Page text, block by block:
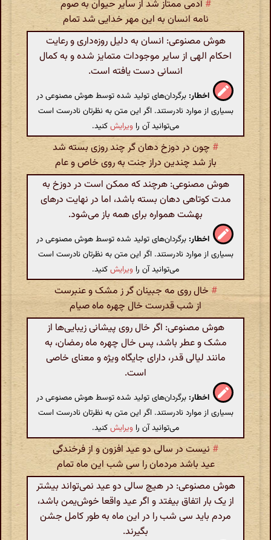
# آدمی ممتاز شد از سایر حیوان به صوم
نامه انسان به این مهر خدایی شد تمام
هوش مصنوعی: انسان به دلیل روزه‌داری و رعایت
احکام الهی از سایر موجودات متمایز شده و به کمال
انسانی دست یافته است.
اخطار: برگردان‌های تولید شده توسط هوش مصنوعی در
بسیاری از موارد نادرستند. اگر این متن به نظرتان نادرست است
می‌توانید آن را ویرایشکنید.
# چون در دوزخ دهان گر چند روزی بسته شد
باز شد چندین دراز جنت به روی خاص و عام
هوش مصنوعی: هرچند که ممکن است در دوزخ به
مدت کوتاهی دهان بسته باشد، اما در نهایت درهای
بهشت همواره برای همه باز می‌شود.
اخطار: برگردان‌های تولید شده توسط هوش مصنوعی در
بسیاری از موارد نادرستند. اگر این متن به نظرتان نادرست است
می‌توانید آن را ویرایشکنید.
# خال روی مه جبینان گر ز مشک و عنبرست
از شب قدرست خال چهره ماه صیام
هوش مصنوعی: اگر خال روی پیشانی زیبایی‌ها از
مشک و عطر باشد، پس خال چهره ماه رمضان، به
مانند لیالی قدر، دارای جایگاه ویژه و معنای خاصی
است.
اخطار: برگردان‌های تولید شده توسط هوش مصنوعی در
بسیاری از موارد نادرستند. اگر این متن به نظرتان نادرست است
می‌توانید آن را ویرایشکنید.
# نیست در سالی دو عید افزون و از فرخندگی
عید باشد مردمان را سی شب این ماه تمام
هوش مصنوعی: در هیچ سالی دو عید نمی‌تواند بیشتر
از یک بار اتفاق بیفتد و اگر عید واقعا خوش‌یمن باشد،
مردم باید سی شب را در این ماه به طور کامل جشن
بگیرند.